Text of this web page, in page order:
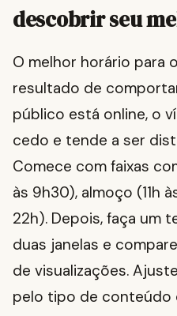
descobrir seu
O melhor horário para
resultado de
público está online, o
cedo e tende a ser
Comece com faixas
às 9h30), almoço (11h
22h). Depois, faça um
duas janelas e
de visualizações.
pelo tipo de conteúdo